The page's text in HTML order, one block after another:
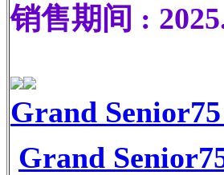
销售期间 :
Grand
Grand